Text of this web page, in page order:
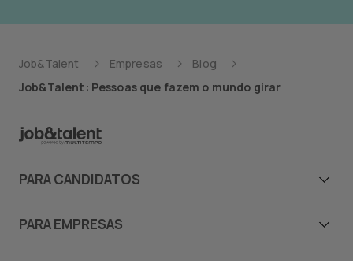
Job&Talent Empresas
Blog
Job&Talent: Pessoas que fazem o mundo girar
PARA CANDIDATOS
PARA EMPRESAS